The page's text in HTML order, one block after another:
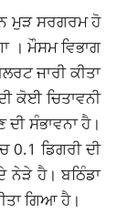
ਮੁੜ ਸਰਗਰਮ ਹੋ
। ਮੌਸਮ ਵਿਭਾਗ
ਜਾਰੀ ਕੀਤਾ
ਕੋਈ ਚਿਤਾਵਨੀ
ਸੰਭਾਵਨਾ ਹੈ।
0.1 ਡਿਗਰੀ ਦੀ
ਹੈ। ਬਠਿੰਡਾ
ਗਿਆ ਹੈ।